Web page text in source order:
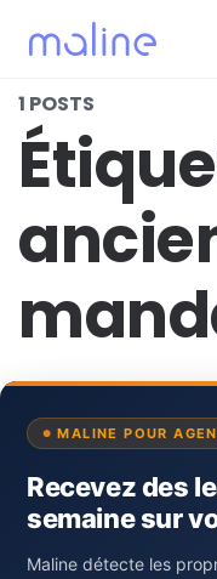
1 POSTS
MALINE POUR
Recevez des
semaine sur
Maline détecte les